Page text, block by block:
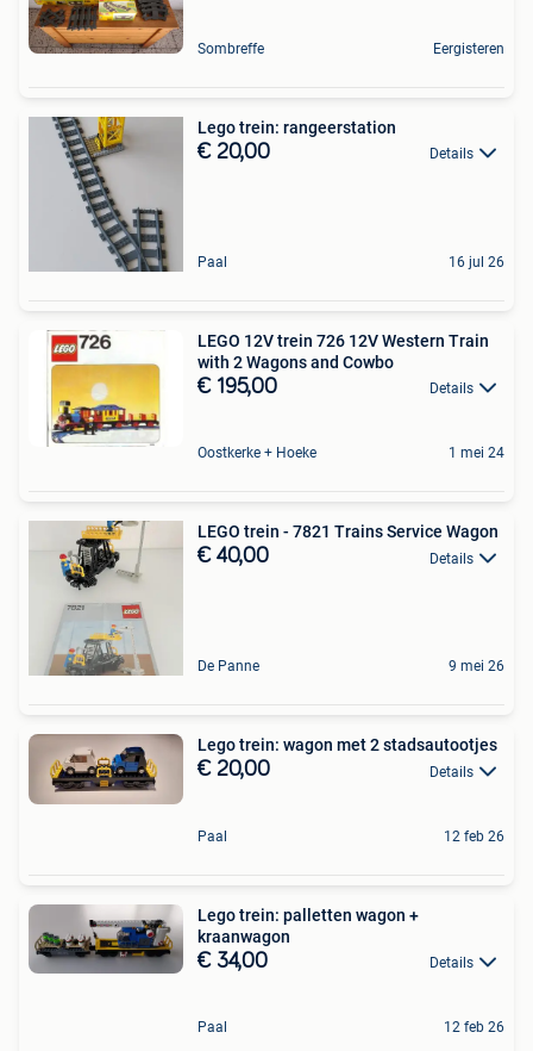
Sombreffe Eergisteren
Lego trein: rangeerstation
€ 20,00 Details
Paal 16 jul 26
LEGO 12V trein 726 12V Western Train
with 2 Wagons and Cowbo
€ 195,00 Details
Oostkerke + Hoeke 1 mei 24
LEGO trein - 7821 Trains Service Wagon
€ 40,00 Details
De Panne 9 mei 26
Lego trein: wagon met 2 stadsautootjes
€ 20,00 Details
Paal 12 feb 26
Lego trein: palletten wagon +
kraanwagon
€ 34,00 Details
Paal 12 feb 26